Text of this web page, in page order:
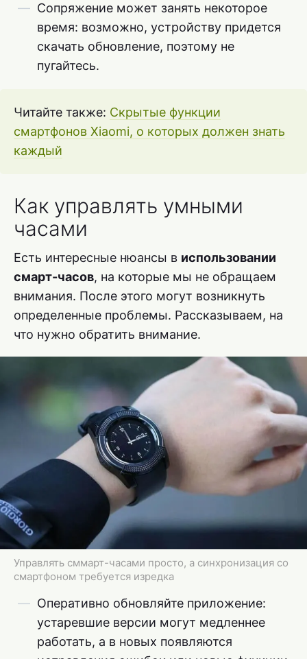
Сопряжение может занять некоторое
время: возможно, устройству придется
скачать обновление, поэтому не
пугайтесь.
Читайте также: Скрытые функции
смартфонов Xiaomi, о которых должен знать
каждый
Как управлять умными
часами
Есть интересные нюансы в использовании
смарт-часов, на которые мы не обращаем
внимания. После этого могут возникнуть
определенные проблемы. Рассказываем, на
что нужно обратить внимание.
Управлять сммарт-часами просто, а синхронизация со
смартфоном требуется изредка
Оперативно обновляйте приложение:
устаревшие версии могут медленнее
работать, а в новых появляются